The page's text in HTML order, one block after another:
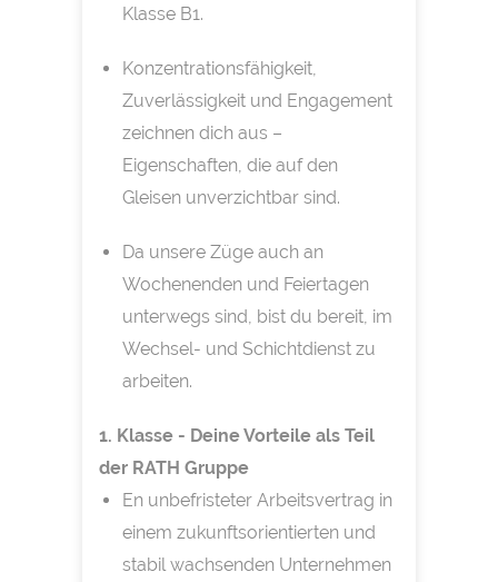
Klasse B1.
Konzentrationsfähigkeit,
Zuverlässigkeit und Engagement
zeichnen dich aus –
Eigenschaften, die auf den
Gleisen unverzichtbar sind.
Da unsere Züge auch an
Wochenenden und Feiertagen
unterwegs sind, bist du bereit, im
Wechsel- und Schichtdienst zu
arbeiten.
1. Klasse - Deine Vorteile als Teil
der RATH Gruppe
En unbefristeter Arbeitsvertrag in
einem zukunftsorientierten und
stabil wachsenden Unternehmen